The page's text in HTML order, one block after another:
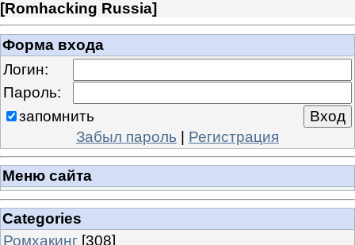
[Romhacking Russia]
Форма входа
Логин:
Пароль:
запомнить
Забыл пароль | Регистрация
Меню сайта
Categories
Ромхакинг [308]